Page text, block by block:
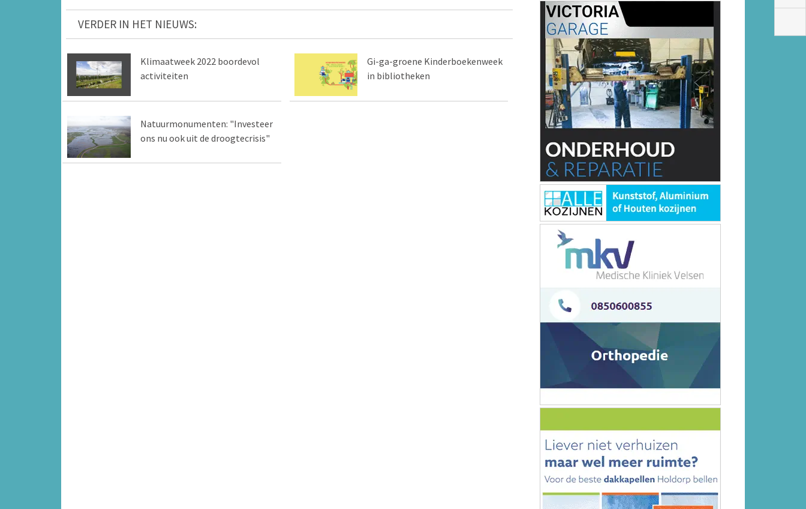
VERDER IN HET NIEUWS:
Klimaatweek 2022 boordevol
activiteiten
Gi-ga-groene Kinderboekenweek
in bibliotheken
Natuurmonumenten: "Investeer
ons nu ook uit de droogtecrisis"